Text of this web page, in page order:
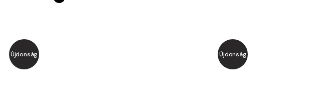
Újdonság Újdonság